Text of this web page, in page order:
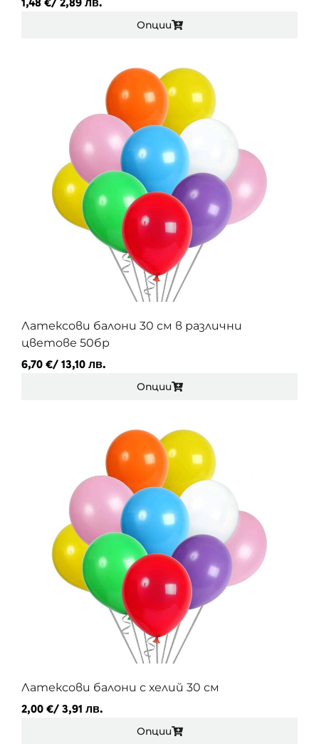
Опции
Латексови балони 30 см в различни
цветове 50бр
6,70 €/ 13,10 лв.
Опции
Латексови балони с хелий 30 см
2,00 €/ 3,91 лв.
Опции